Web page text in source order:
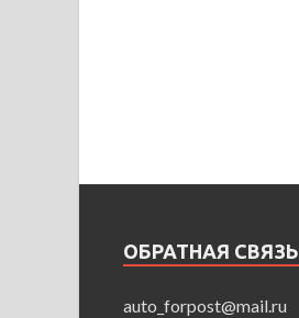
ОБРАТНАЯ СВЯЗЬ
auto_forpost@mail.ru